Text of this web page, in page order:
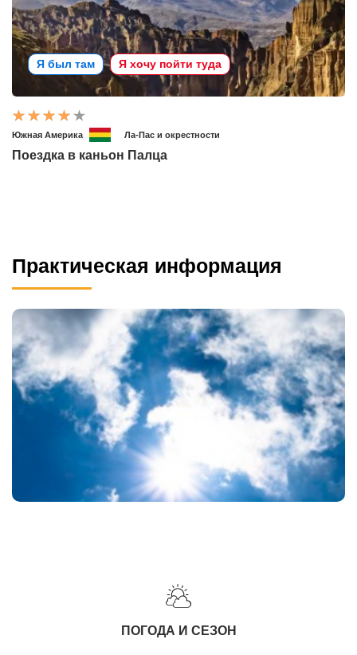
Я был там Я хочу пойти туда
Южная Америка Ла-Пас и окрестности
Поездка в каньон Палца
Практическая информация
ПОГОДА И СЕЗОН